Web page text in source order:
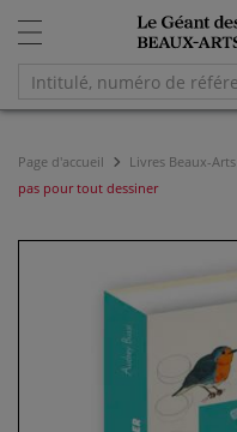
Page d'accueil Livres Beaux-Arts
pas pour tout dessiner